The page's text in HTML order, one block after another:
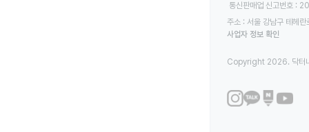
통신판매업 신고번호
주소 : 서울 강남구 테헤
사업자 정보 확인
Copyright 2026. 닥터